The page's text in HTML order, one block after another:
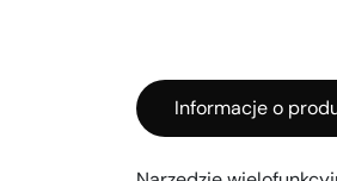
Informacje o